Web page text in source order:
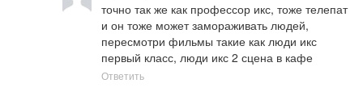
точно так же как профессор икс, тоже телепат
и он тоже может замораживать людей,
пересмотри фильмы такие как люди икс
первый класс, люди икс 2 сцена в кафе
Ответить